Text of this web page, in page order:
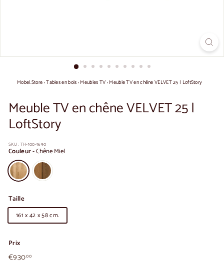
Mobel.Store›Tables en bois›Meubles TV›Meuble TV en chêne VELVET 25 | LoftStory
Meuble TV en chêne VELVET 25 |
LoftStory
SKU : TH-100-1690
Couleur-Chêne Miel
Taille
161 x 42 x 58 cm.
Prix
Prix
habituel
€93000€930,00